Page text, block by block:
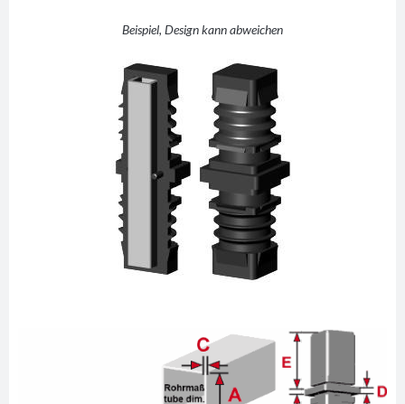
Beispiel, Design kann abweichen